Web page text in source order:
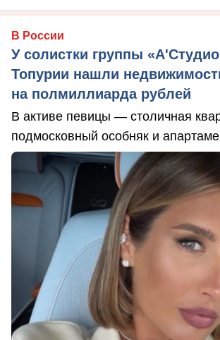
В России
У солистки группы
Топурии нашли
на полмиллиарда рублей
В активе певицы — столичная
подмосковный особняк и